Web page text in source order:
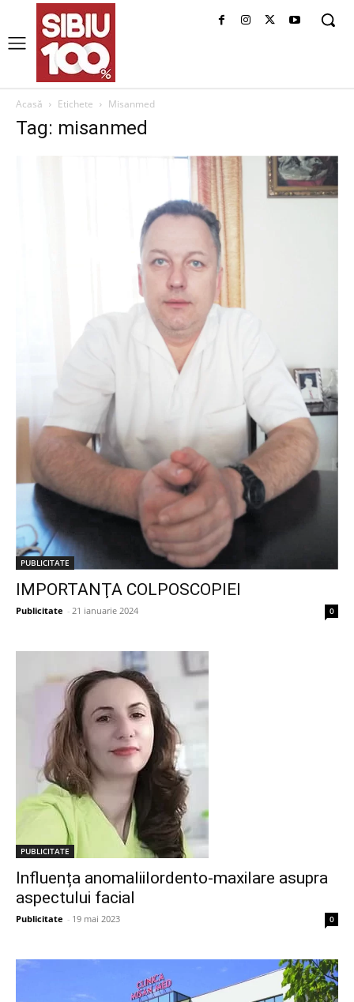
Acasă Etichete Misanmed
Tag: misanmed
PUBLICITATE
IMPORTANŢA COLPOSCOPIEI
Publicitate - 21 ianuarie 2024 0
PUBLICITATE
Influența anomaliilordento-maxilare asupra
aspectului facial
Publicitate - 19 mai 2023 0